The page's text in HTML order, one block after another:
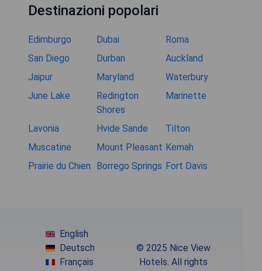
Destinazioni popolari
Edimburgo Dubai
Roma
San Diego
Durban
Auckland
Jaipur
Maryland
Waterbury
June Lake
Redington
Shores
Marinette
Lavonia Hvide Sande
Tilton
Muscatine
Mount Pleasant Kemah
Prairie du Chien
Borrego Springs Fort Davis
English
Deutsch
Français
© 2025 Nice View
Hotels. All rights